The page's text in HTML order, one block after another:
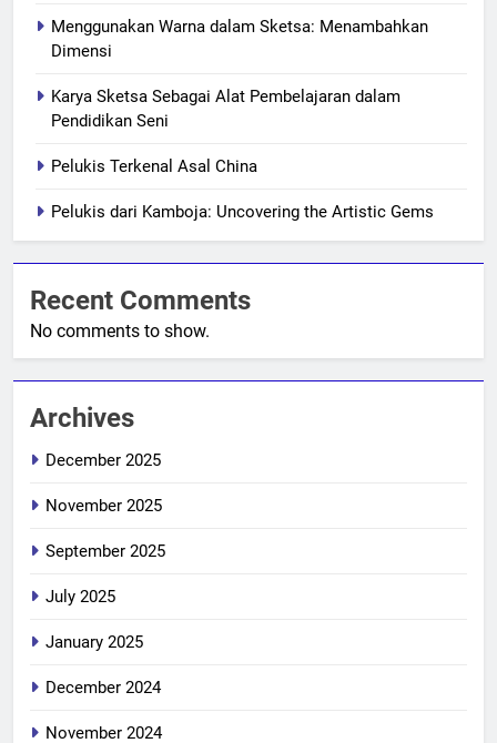
Menggunakan Warna dalam Sketsa: Menambahkan
Dimensi
Karya Sketsa Sebagai Alat Pembelajaran dalam
Pendidikan Seni
Pelukis Terkenal Asal China
Pelukis dari Kamboja: Uncovering the Artistic Gems
Recent Comments
No comments to show.
Archives
December 2025
November 2025
September 2025
July 2025
January 2025
December 2024
November 2024